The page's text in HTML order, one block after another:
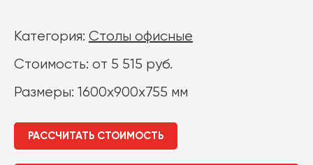
Категория: Столы офисные
Стоимость: от 5 515 руб.
Размеры: 1600х900x755 мм
РАССЧИТАТЬ СТОИМОСТЬ